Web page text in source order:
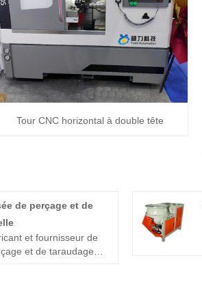
Tour CNC horizontal à double tête
de perçage et de
et fournisseur de
et de taraudage